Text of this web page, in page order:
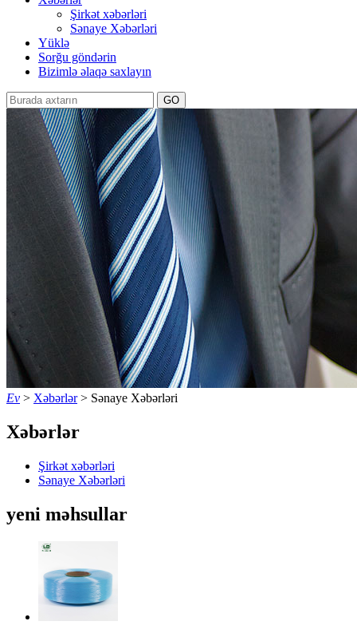
Şirkət xəbərləri
Sənaye Xəbərləri
Yüklə
Sorğu göndərin
Bizimlə əlaqə saxlayın
Ev > Xəbərlər > Sənaye Xəbərləri
Xəbərlər
Şirkət xəbərləri
Sənaye Xəbərləri
yeni məhsullar